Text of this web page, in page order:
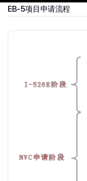
EB-5项目申请流程